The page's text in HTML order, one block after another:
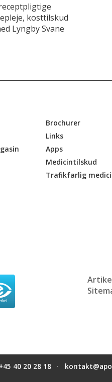
kosttilskud
Lyngby Svane
Brochurer
Links
Apps
Medicintilskud
Trafikfarlig
+45 40 20 28 18